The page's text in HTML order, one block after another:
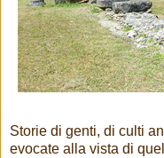
Storie di genti, di culti
evocate alla vista di